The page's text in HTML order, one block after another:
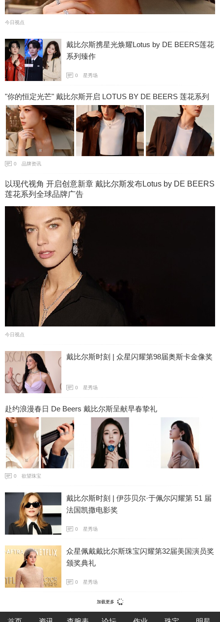
今日视点
戴比尔斯携星光焕耀Lotus by DE BEERS莲花
系列臻作
0 星秀场
"你的恒定光芒" 戴比尔斯开启 LOTUS BY DE BEERS 莲花系列
全新品牌活动
0 品牌资讯
以现代视角 开启创意新章 戴比尔斯发布Lotus by DE BEERS
莲花系列全球品牌广告
今日视点
戴比尔斯时刻 | 众星闪耀第98届奥斯卡金像奖
0 星秀场
赴约浪漫春日 De Beers 戴比尔斯呈献早春挚礼
0 欲望珠宝
戴比尔斯时刻 | 伊莎贝尔·于佩尔闪耀第 51 届
法国凯撒电影奖
0 星秀场
众星佩戴戴比尔斯珠宝闪耀第32届美国演员奖
颁奖典礼
0 星秀场
加载更多